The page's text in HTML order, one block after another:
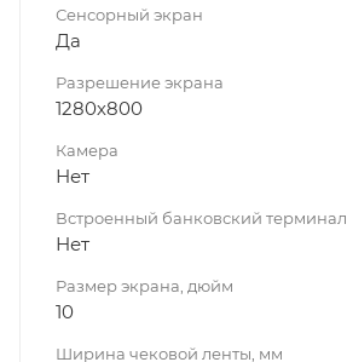
Сенсорный экран
Да
Разрешение экрана
1280х800
Камера
Нет
Встроенный банковский терминал
Нет
Размер экрана, дюйм
10
Ширина чековой ленты, мм